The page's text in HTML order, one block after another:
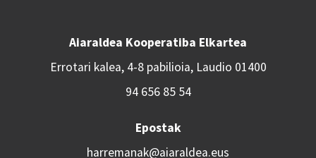
Aiaraldea Kooperatiba Elkartea
Errotari kalea, 4-8 pabilioia, Laudio 01400
94 656 85 54
Epostak
harremanak@aiaraldea.eus